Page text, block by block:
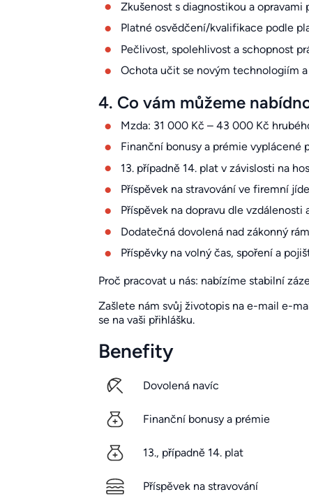
Zkušenost s diagnostikou a
Platné osvědčení/kvalifikace podle
Pečlivost, spolehlivost a schopnost
Ochota učit se novým technologiím
4. Co vám můžeme
Mzda: 31 000 Kč – 43 000 Kč
Finanční bonusy a prémie vyplácené
13. případně 14. plat v závislosti na
Příspěvek na stravování ve firemní
Příspěvek na dopravu dle vzdálenosti
Dodatečná dovolená nad zákonný
Příspěvky na volný čas, spoření a
Proč pracovat u nás: nabízíme stabilní
Zašlete nám svůj životopis na e-mail e-
se na vaši přihlášku.
Benefity
Dovolená navíc
Finanční bonusy a prémie
13., případně 14. plat
Příspěvek na stravování